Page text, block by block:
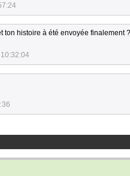
ton histoire à été envoyée finalement ?